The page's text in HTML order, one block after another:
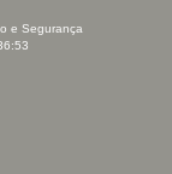
e Segurança